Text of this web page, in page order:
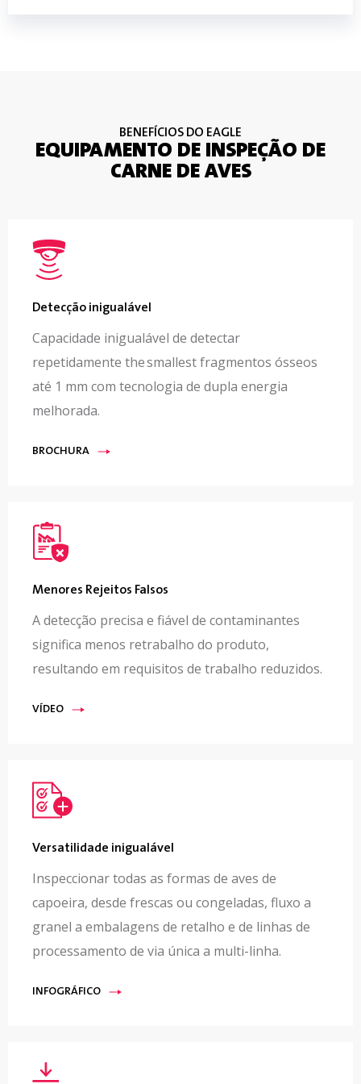
BENEFÍCIOS DO EAGLE
EQUIPAMENTO DE INSPEÇÃO DE
CARNE DE AVES
Detecção inigualável
Capacidade inigualável de detectar
repetidamente the smallest fragmentos ósseos
até 1 mm com tecnologia de dupla energia
melhorada.
BROCHURA
Menores Rejeitos Falsos
A detecção precisa e fiável de contaminantes
significa menos retrabalho do produto,
resultando em requisitos de trabalho reduzidos.
VÍDEO
Versatilidade inigualável
Inspeccionar todas as formas de aves de
capoeira, desde frescas ou congeladas, fluxo a
granel a embalagens de retalho e de linhas de
processamento de via única a multi-linha.
INFOGRÁFICO